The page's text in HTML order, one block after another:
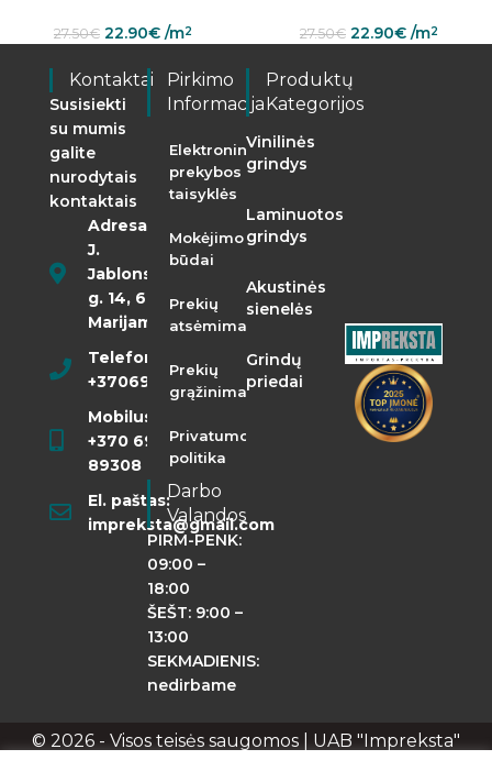
27.50€ 22.90€ /m2 27.50€ 22.90€ /m2
Kontaktai
Susisiekti
su mumis
galite
nurodytais
kontaktais
Adresas:
J.
Jablonskio
g. 14, 68290
Marijampolė
Telefonas:
+37069855400
Mobilusis:
+370 698
89308
El. paštas:
impreksta@gmail.com
Pirkimo
Informacija
Elektroninės
prekybos
taisyklės
Mokėjimo
būdai
Prekių
atsėmimas
Prekių
grąžinimas
Privatumo
politika
Darbo
Valandos
PIRM-PENK:
09:00 –
18:00
ŠEŠT: 9:00 –
13:00
SEKMADIENIS:
nedirbame
Produktų
Kategorijos
Vinilinės
grindys
Laminuotos
grindys
Akustinės
sienelės
Grindų
priedai
© 2026 - Visos teisės saugomos | UAB "Impreksta"